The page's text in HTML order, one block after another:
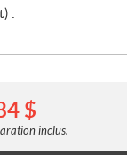
:
$
inclus.